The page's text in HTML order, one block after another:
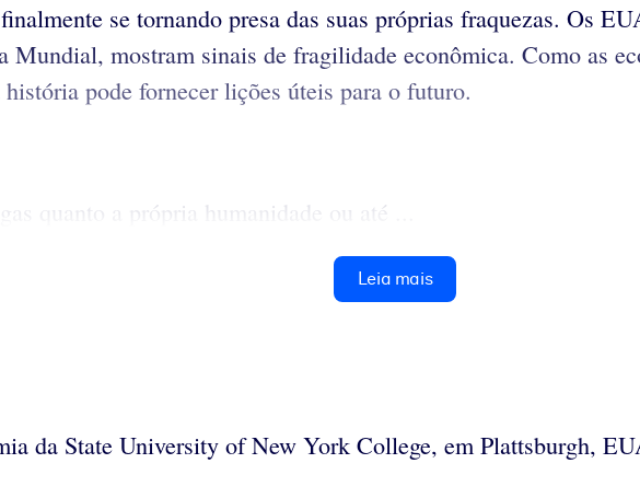
se tornando presa das suas próprias fraquezas. Os
mostram sinais de fragilidade econômica. Como as
pode fornecer lições úteis para o futuro.
quanto a própria humanidade ou até ...
Leia mais
da State University of New York College, em Plattsburgh,